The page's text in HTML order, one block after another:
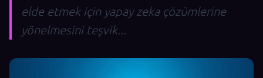
elde etmek için yapay zeka çözümlerine
yönelmesini teşvik...